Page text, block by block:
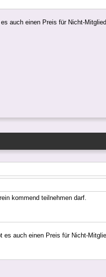
auch einen Preis für Nicht-
kommend teilnehmen darf.
auch einen Preis für Nicht-